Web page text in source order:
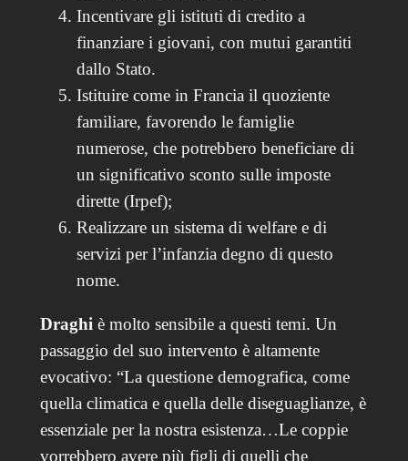
Incentivare gli istituti di credito a
finanziare i giovani, con mutui garantiti
dallo Stato.
Istituire come in Francia il quoziente
familiare, favorendo le famiglie
numerose, che potrebbero beneficiare di
un significativo sconto sulle imposte
dirette (Irpef);
Realizzare un sistema di welfare e di
servizi per l’infanzia degno di questo
nome.
Draghi è molto sensibile a questi temi. Un
passaggio del suo intervento è altamente
evocativo: “La questione demografica, come
quella climatica e quella delle diseguaglianze, è
essenziale per la nostra esistenza…Le coppie
vorrebbero avere più figli di quelli che